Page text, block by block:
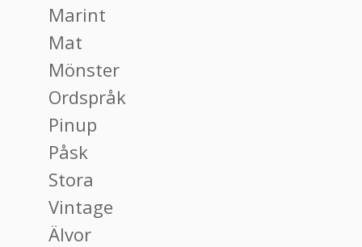
Marint
Mat
Mönster
Ordspråk
Pinup
Påsk
Stora
Vintage
Älvor